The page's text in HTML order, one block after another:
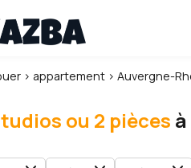
› appartement ›Auvergne-
ou 2 pièces